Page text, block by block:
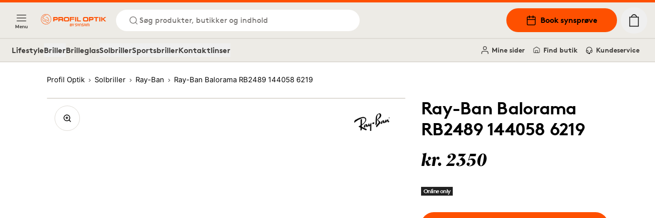
Menu
Søg produkter, butikker og indhold Book synsprøve
LifestyleBrillerBrilleglasSolbrillerSportsbrillerKontaktlinser Mine sider Find butik Kundeservice
Profil Optik Solbriller Ray-Ban Ray-Ban Balorama RB2489 144058 6219
Ray-Ban Balorama
RB2489 144058 6219
kr. 2350
Online only